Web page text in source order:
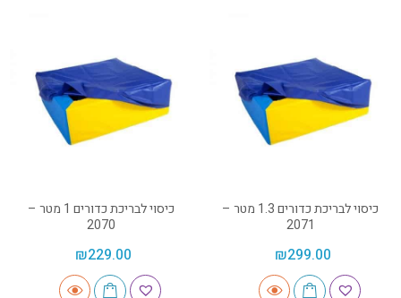
כיסוי לבריכת כדורים 1.3 מטר –
2071
₪299.00
כיסוי לבריכת כדורים 1 מטר –
2070
₪229.00